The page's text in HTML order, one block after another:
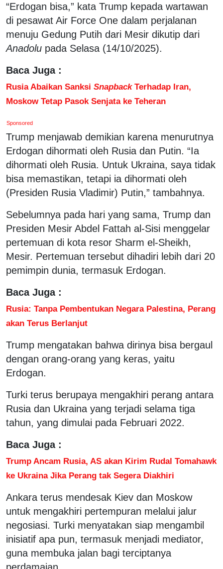
“Erdogan bisa,” kata Trump kepada wartawan
di pesawat Air Force One dalam perjalanan
menuju Gedung Putih dari Mesir dikutip dari
Anadolu pada Selasa (14/10/2025).
Baca Juga :
Rusia Abaikan Sanksi SnapbackTerhadap Iran,
Moskow Tetap Pasok Senjata ke Teheran
Sponsored
Trump menjawab demikian karena menurutnya
Erdogan dihormati oleh Rusia dan Putin. “Ia
dihormati oleh Rusia. Untuk Ukraina, saya tidak
bisa memastikan, tetapi ia dihormati oleh
(Presiden Rusia Vladimir) Putin,” tambahnya.
Sebelumnya pada hari yang sama, Trump dan
Presiden Mesir Abdel Fattah al-Sisi menggelar
pertemuan di kota resor Sharm el-Sheikh,
Mesir. Pertemuan tersebut dihadiri lebih dari 20
pemimpin dunia, termasuk Erdogan.
Baca Juga :
Rusia: Tanpa Pembentukan Negara Palestina, Perang
akan Terus Berlanjut
Trump mengatakan bahwa dirinya bisa bergaul
dengan orang-orang yang keras, yaitu
Erdogan.
Turki terus berupaya mengakhiri perang antara
Rusia dan Ukraina yang terjadi selama tiga
tahun, yang dimulai pada Februari 2022.
Baca Juga :
Trump Ancam Rusia, AS akan Kirim Rudal Tomahawk
ke Ukraina Jika Perang tak Segera Diakhiri
Ankara terus mendesak Kiev dan Moskow
untuk mengakhiri pertempuran melalui jalur
negosiasi. Turki menyatakan siap mengambil
inisiatif apa pun, termasuk menjadi mediator,
guna membuka jalan bagi terciptanya